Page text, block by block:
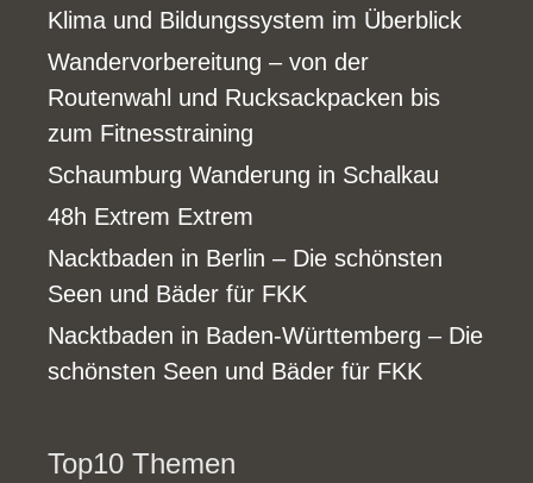
Klima und Bildungssystem im Überblick
Wandervorbereitung – von der
Routenwahl und Rucksackpacken bis
zum Fitnesstraining
Schaumburg Wanderung in Schalkau
48h Extrem Extrem
Nacktbaden in Berlin – Die schönsten
Seen und Bäder für FKK
Nacktbaden in Baden-Württemberg – Die
schönsten Seen und Bäder für FKK
Top10 Themen